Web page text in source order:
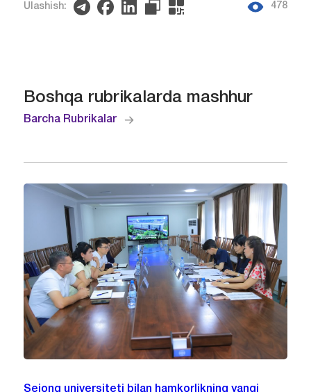
Ulashish: 478
Boshqa rubrikalarda mashhur
Barcha Rubrikalar
Sejong universiteti bilan hamkorlikning yangi